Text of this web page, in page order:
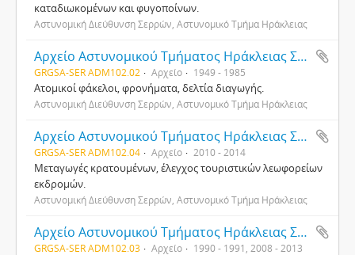
καταδιωκομένων και φυγοποίνων.
Αστυνομική Διεύθυνση Σερρών, Αστυνομικό Τμήμα Ηράκλειας
Αρχείο Αστυνομικού Τμήματος Ηράκλειας Σερρών
GRGSA-SER ADM102.02 Αρχείο 1949 - 1985
Ατομικοί φάκελοι, φρονήματα, δελτία διαγωγής.
Αστυνομική Διεύθυνση Σερρών, Αστυνομικό Τμήμα Ηράκλειας
Αρχείο Αστυνομικού Τμήματος Ηράκλειας Σερρών
GRGSA-SER ADM102.04 Αρχείο 2010 - 2014
Μεταγωγές κρατουμένων, έλεγχος τουριστικών λεωφορείων
εκδρομών.
Αστυνομική Διεύθυνση Σερρών, Αστυνομικό Τμήμα Ηράκλειας
Αρχείο Αστυνομικού Τμήματος Ηράκλειας Σερρών
GRGSA-SER ADM102.03 Αρχείο 1990 - 1991, 2008 - 2013